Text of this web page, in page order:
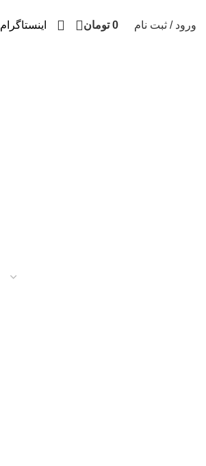
ورود / ثبت نام 0 تومان اینستاگرام